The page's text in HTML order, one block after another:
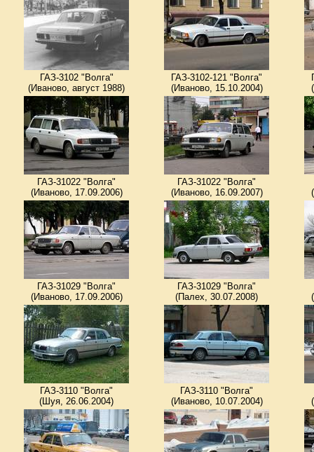
ГАЗ-3102 "Волга"
(Иваново, август 1988)
ГАЗ-3102-121 "Волга"
(Иваново, 15.10.2004)
ГАЗ-31022 "Волга"
(Иваново, 17.09.2006)
ГАЗ-31022 "Волга"
(Иваново, 16.09.2007)
ГАЗ-31029 "Волга"
(Иваново, 17.09.2006)
ГАЗ-31029 "Волга"
(Палех, 30.07.2008)
ГАЗ-3110 "Волга"
(Шуя, 26.06.2004)
ГАЗ-3110 "Волга"
(Иваново, 10.07.2004)